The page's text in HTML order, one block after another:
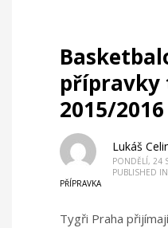
přípravky
2015/2016
Lukáš
PONDĚLÍ, 24
PUBLISHED IN
PŘÍPRAVKA
Tygři Praha